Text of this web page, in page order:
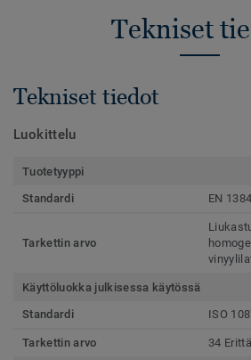
Tekniset
Tekniset tiedot
Luokittelu
Tuotetyyppi
Standardi
EN
Tarkettin arvo
Käyttöluokka julkisessa käytössä
Standardi
ISO
Tarkettin arvo 34